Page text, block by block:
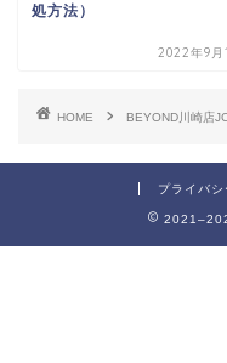
処方法）
2022年9月
HOME BEYOND川崎店
プライバ